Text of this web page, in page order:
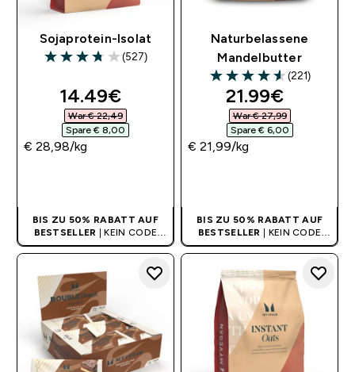
Sojaprotein-Isolat
3.74 out of 5 stars
(527)
discounted price
14.49€‎
War € 22,49‎
Spare € 8,00‎
€ 28,98‎/kg
BIS ZU 50% RABATT AUF
BESTSELLER
| KEIN CODE
BENÖTIGT
Naturbelassene
Mandelbutter
4.56 out of 5 stars
(221)
discounted
21.99€‎
War € 27,99‎
Spare € 6,00‎
€ 21,99‎/kg
BIS ZU 50% RABATT AUF
BESTSELLER
| KEIN CODE
BENÖTIGT